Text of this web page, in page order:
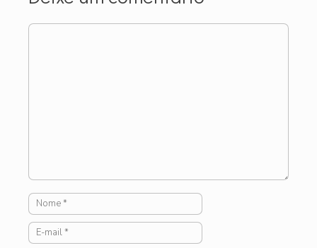
Comentário
Nome
E-